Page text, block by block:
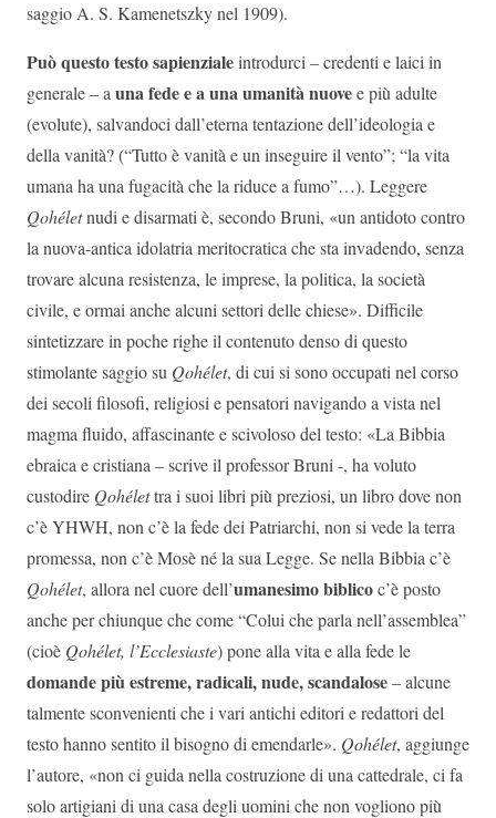
saggio A. S. Kamenetszky nel 1909).
Può questo testo sapienzialeintrodurci – credenti e laici in
generale – auna fede e a una umanità nuovee più adulte
(evolute), salvandoci dall’eterna tentazione dell’ideologia e
della vanità? (“Tutto è vanità e un inseguire il vento”; “la vita
umana ha una fugacità che la riduce a fumo”…). Leggere
Qohéletnudi e disarmati è, secondo Bruni, «un antidoto contro
la nuova-antica idolatria meritocratica che sta invadendo, senza
trovare alcuna resistenza, le imprese, la politica, la società
civile, e ormai anche alcuni settori delle chiese». Difficile
sintetizzare in poche righe il contenuto denso di questo
stimolante saggio su Qohélet, di cui si sono occupati nel corso
dei secoli filosofi, religiosi e pensatori navigando a vista nel
magma fluido, affascinante e scivoloso del testo: «La Bibbia
ebraica e cristiana – scrive il professor Bruni -, ha voluto
custodire Qohélettra i suoi libri più preziosi, un libro dove non
c’è YHWH, non c’è la fede dei Patriarchi, non si vede la terra
promessa, non c’è Mosè né la sua Legge. Se nella Bibbia c’è
Qohélet, allora nel cuore dell’umanesimo biblicoc’è posto
anche per chiunque che come “Colui che parla nell’assemblea”
(cioè Qohélet, l’Ecclesiaste) pone alla vita e alla fede le
domande più estreme, radicali, nude, scandalose– alcune
talmente sconvenienti che i vari antichi editori e redattori del
testo hanno sentito il bisogno di emendarle». Qohélet, aggiunge
l’autore, «non ci guida nella costruzione di una cattedrale, ci fa
solo artigiani di una casa degli uomini che non vogliono più